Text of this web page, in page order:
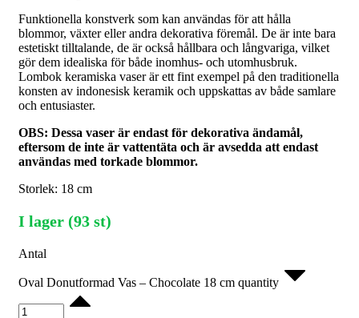
Funktionella konstverk som kan användas för att hålla
blommor, växter eller andra dekorativa föremål. De är inte bara
estetiskt tilltalande, de är också hållbara och långvariga, vilket
gör dem idealiska för både inomhus- och utomhusbruk.
Lombok keramiska vaser är ett fint exempel på den traditionella
konsten av indonesisk keramik och uppskattas av både samlare
och entusiaster.
OBS: Dessa vaser är endast för dekorativa ändamål,
eftersom de inte är vattentäta och är avsedda att endast
användas med torkade blommor.
Storlek: 18 cm
I lager (93 st)
Antal
Oval Donutformad Vas – Chocolate 18 cm quantity